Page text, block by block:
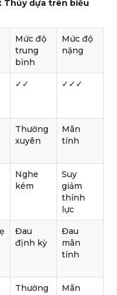
Thủy dựa trên biểu
Mức độ
trung
bình
Mức độ
nặng
✓✓ ✓✓✓
Thường
xuyên
Mãn
tính
Nghe
kém
Suy
giảm
thính
lực
Đau
định kỳ
Đau
mãn
tính
Thường
Mãn